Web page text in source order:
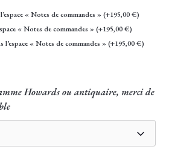
« Notes de commandes »(+195,00€)
« Notes de commandes »(+195,00€)
l’espace « Notes de commandes »(+195,00€)
Howards ou antiquaire, merci de